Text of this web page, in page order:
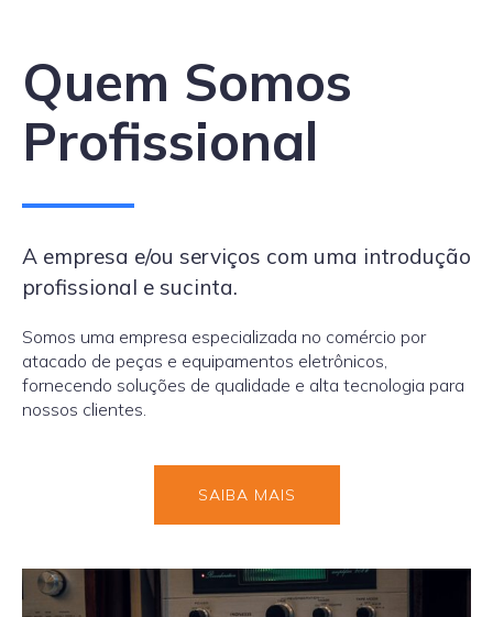
Quem Somos
Profissional
A empresa e/ou serviços com uma introdução
profissional e sucinta.
Somos uma empresa especializada no comércio por
atacado de peças e equipamentos eletrônicos,
fornecendo soluções de qualidade e alta tecnologia para
nossos clientes.
SAIBA MAIS